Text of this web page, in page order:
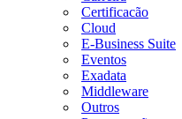
Certificacão
Cloud
E-Business Suite
Eventos
Exadata
Middleware
Outros